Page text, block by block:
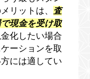
リットは、 査
現金を受け取
化したい場合
ーションを取
には適してい